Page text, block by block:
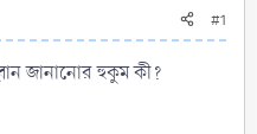
#1
জানানোর হুকুম কী?